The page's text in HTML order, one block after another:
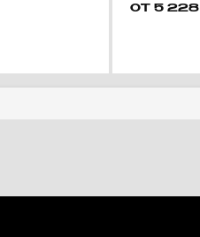
ОТ 5 228